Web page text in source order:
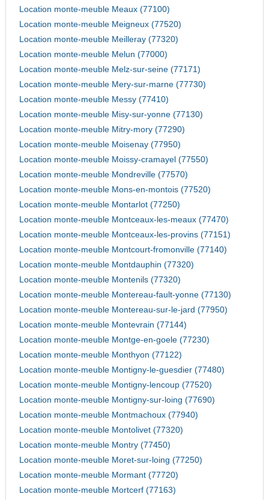
Location monte-meuble Meaux (77100)
Location monte-meuble Meigneux (77520)
Location monte-meuble Meilleray (77320)
Location monte-meuble Melun (77000)
Location monte-meuble Melz-sur-seine (77171)
Location monte-meuble Mery-sur-marne (77730)
Location monte-meuble Messy (77410)
Location monte-meuble Misy-sur-yonne (77130)
Location monte-meuble Mitry-mory (77290)
Location monte-meuble Moisenay (77950)
Location monte-meuble Moissy-cramayel (77550)
Location monte-meuble Mondreville (77570)
Location monte-meuble Mons-en-montois (77520)
Location monte-meuble Montarlot (77250)
Location monte-meuble Montceaux-les-meaux (77470)
Location monte-meuble Montceaux-les-provins (77151)
Location monte-meuble Montcourt-fromonville (77140)
Location monte-meuble Montdauphin (77320)
Location monte-meuble Montenils (77320)
Location monte-meuble Montereau-fault-yonne (77130)
Location monte-meuble Montereau-sur-le-jard (77950)
Location monte-meuble Montevrain (77144)
Location monte-meuble Montge-en-goele (77230)
Location monte-meuble Monthyon (77122)
Location monte-meuble Montigny-le-guesdier (77480)
Location monte-meuble Montigny-lencoup (77520)
Location monte-meuble Montigny-sur-loing (77690)
Location monte-meuble Montmachoux (77940)
Location monte-meuble Montolivet (77320)
Location monte-meuble Montry (77450)
Location monte-meuble Moret-sur-loing (77250)
Location monte-meuble Mormant (77720)
Location monte-meuble Mortcerf (77163)